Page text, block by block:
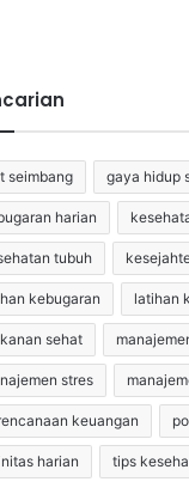
seimbang gaya hidup
harian
tubuh
kebugaran latihan
sehat
stres
keuangan
harian tips